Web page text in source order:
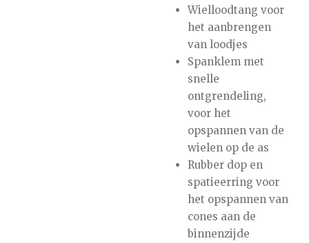
Wielloodtang voor
het aanbrengen
van loodjes
Spanklem met
snelle
ontgrendeling,
voor het
opspannen van de
wielen op de as
Rubber dop en
spatieerring voor
het opspannen van
cones aan de
binnenzijde